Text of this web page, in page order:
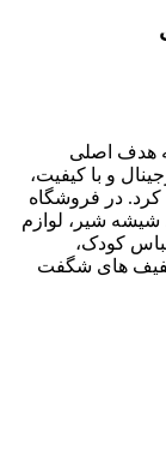
هدف اصلی
و با کیفیت،
در فروشگاه
شیشه شیر، لوازم
کودک،
های شگفت